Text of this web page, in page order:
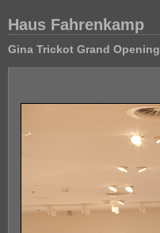
Haus Fahrenkamp
Gina Trickot Grand Opening